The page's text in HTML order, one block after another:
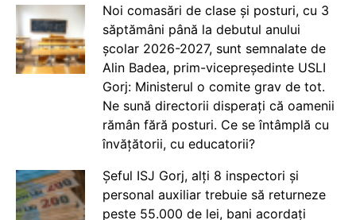
Noi comasări de clase și posturi, cu 3
săptămâni până la debutul anului
școlar 2026-2027, sunt semnalate de
Alin Badea, prim-vicepreședinte USLI
Gorj: Ministerul o comite grav de tot.
Ne sună directorii disperați că oamenii
rămân fără posturi. Ce se întâmplă cu
învățătorii, cu educatorii?
Șeful ISJ Gorj, alți 8 inspectori și
personal auxiliar trebuie să returneze
peste 55.000 de lei, bani acordați